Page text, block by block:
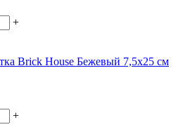
+
Brick House Бежевый 7,5x25 см
+